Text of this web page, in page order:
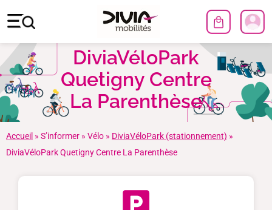
DiviaVéloPark
Quetigny Centre
La Parenthèse
Accueil » S’informer » Vélo » DiviaVéloPark (stationnement) »
DiviaVéloPark Quetigny Centre La Parenthèse